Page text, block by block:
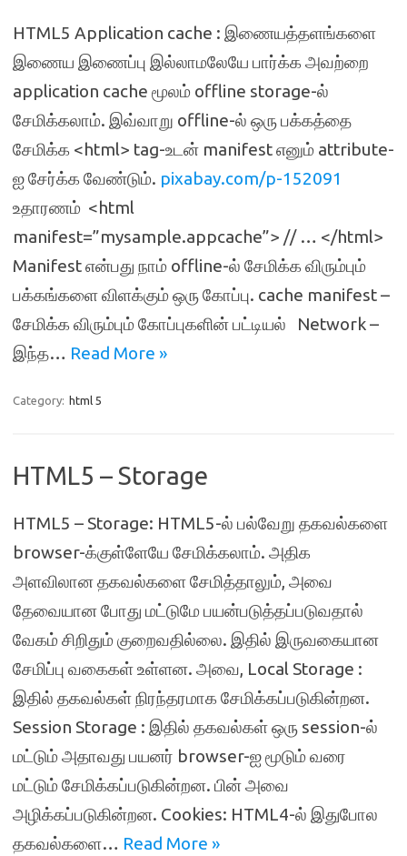
HTML5 Application cache : இணையத்தளங்களை
இணைய இணைப்பு இல்லாமலேயே பார்க்க அவற்றை
application cache மூலம் offline storage-ல்
சேமிக்கலாம். இவ்வாறு offline-ல் ஒரு பக்கத்தை
சேமிக்க <html> tag-உடன் manifest எனும் attribute-
ஐ சேர்க்க வேண்டும். pixabay.com/p-152091
உதாரணம் <html
manifest=”mysample.appcache”> // … </html>
Manifest என்பது நாம் offline-ல் சேமிக்க விரும்பும்
பக்கங்களை விளக்கும் ஒரு கோப்பு. cache manifest –
சேமிக்க விரும்பும் கோப்புகளின் பட்டியல் Network –
இந்த… Read More »
Category: html 5
HTML5 – Storage
HTML5 – Storage: HTML5-ல் பல்வேறு தகவல்களை
browser-க்குள்ளேயே சேமிக்கலாம். அதிக
அளவிலான தகவல்களை சேமித்தாலும், அவை
தேவையான போது மட்டுமே பயன்படுத்தப்படுவதால்
வேகம் சிறிதும் குறைவதில்லை. இதில் இருவகையான
சேமிப்பு வகைகள் உள்ளன. அவை, Local Storage :
இதில் தகவல்கள் நிரந்தரமாக சேமிக்கப்படுகின்றன.
Session Storage : இதில் தகவல்கள் ஒரு session-ல்
மட்டும் அதாவது பயனர் browser-ஐ மூடும் வரை
மட்டும் சேமிக்கப்படுகின்றன. பின் அவை
அழிக்கப்படுகின்றன. Cookies: HTML4-ல் இதுபோல
தகவல்களை… Read More »